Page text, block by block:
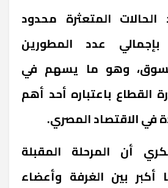
المتعثرة محدود
بإجمالي عدد المطورين
وهو ما يسهم في
القطاع باعتباره أحد أهم
في الاقتصاد المصري.
أن المرحلة المقبلة
بين الغرفة وأعضاء